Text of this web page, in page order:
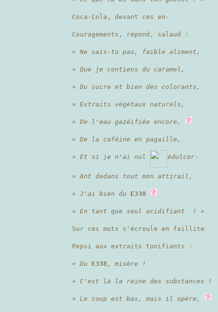
Coca-Cola, devant ces en-
Couragements, répond, salaud :
« Ne sais-tu pas, faible aliment,
» Que je contiens du caramel,
» Du sucre et bien des colorants,
» Extraits végétaux naturels,
» De l'eau gazéifiée encore,
» De la caféine en pagaille,
» Et si je n'ai nul édulcor-
» Ant dedans tout mon attirail,
» J'ai bien du E338
» En tant que seul acidifiant ! »
Sur ces mots s'écroule en faillite
Pepsi aux extraits tonifiants :
« Du E338 , misère !
» C'est là la reine des substances !
» Le coup est bas, mais il opère,